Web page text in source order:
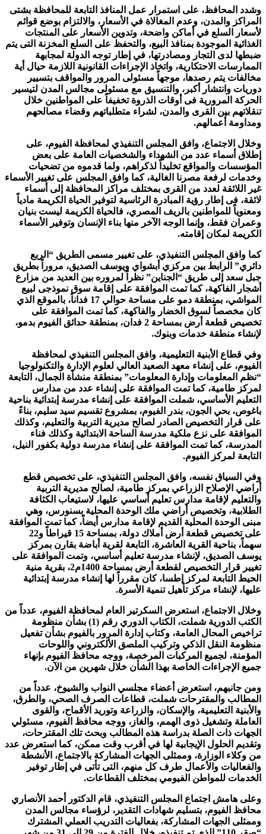
وشدد المحافظ، على استمرار عمل المنافذ التابعة للمحافظة بشتى
المراكز والمدن، وعدم المغالاة في الأسعار، والالتزام بوضع قوائم
لأسعار السلع في أماكن واضحة، وتدوين الأسعار على المنتجات
الغذائية الموجودة بمنافذ البيع، والتحفظ على السلع المخزنة التى يتم
ضبطها لدى التجار ومصادرتها، في إطار توجه الدولة لمجابهة
الممارسات الاحتكارية، واتخاذ الإجراءات القانونية اللازمة حيال أية
مخالفات يتم رصدها، موجهاً مسئولى المرور والمواقف بتسيير
دوريات وانتشار أكبر، والتنسيق مع مسئولى مجالس المدن لتيسير
الحركة المرورية فى أوقات الذروة تخفيفاً على المواطنين خلال
تنقلاتهم بين القرى والمدن، لشراء متطلباتهم وقضاء مصالحهم
ومداومة أعمالهم.
وخلال الاجتماع، وافق المجلس التنفيذي لمحافظة الفيوم، على
إطلاق أسماء عدد من الشهداء والشخصيات العامة على بعض
المؤسسات والمواقع تخليداً لذكراهم، ولما قدموه من تضحيات
وخدمات لرفعة مصرنا الغالية، كما وافق المجلس على تغيير الأسماء
غير اللائقة لعدد من القرى بمختلف مراكز المحافظة إلى أسماء
لائقة، فى إطار رؤية المبادرة الرئاسية لتوفير الحياة الكريمة مادياً
ومعنوياً للمواطنين بالريف المصري، فالحياة الكريمة ليست بنيان
وعمران فقط، وإنما الوجه الآخر منها بناء الإنسان وتوفير الأسماء
الكريمة لمكان إقامته.
كما وافق المجلس التنفيذي، على تغيير مسمى الطريق “الربع
دائري” الرابط بين مركزي أبشواي ويوسف الصديق، مروراً بطريق
جبل سعد إلى طريق “الجناين” نظراً لمروره بين العديد من مزارع
أشجار الفاكهة، كما تمت الموافقة على إقامة سوق نموذجى لبيع
المواشي، بمنطقة دمو على مساحة حوالي 17 فداناً، بالموقع الذي
كان مخصصاً لسوق الخضار والفاكهة، كما تمت الموافقة على
تخصيص قطعة أرض بمساحة 2 فدان، بمنطقة حدائق الفيوم بدمو،
لإنشاء منطقة خدمات وبنوك.
وفي قطاع الأبنية التعليمية، وافق المجلس التنفيذي لمحافظة
الفيوم، على إنشاء معهد الصعيد العالي لعلوم الإدارة والتكنولوجيا
“نظم المعلومات وإدارة المعلومات” بمنطقة منشأة الجمال، التابعة
لمركز طامية، كما تمت الموافقة على إنشاء عدد من مدارس
التعليم الأساسي، شملت الموافقة على إنشاء مدرسة إبتدائية بناحية
باغوص، بحي الجون، بندر الفيوم، بمشروع تقسيم سيد سليم، بناءً
على قرار التخصيص الصادر لصالح مديرية التربية والتعليم، وكذلك
الموافقة على نزع ملكية مدرسة الساحة الابتدائية وكذلك فناء
المدرسة، كما تمت الموافقة على إنشاء مدرسة دولية بكفور النيل،
التابعة لمركز الفيوم.
وفي السياق نفسه، وافق المجلس التنفيذي، على تخصيص قطع
أراضي الإصلاح الزراعي بمركز طامية، لصالح مديرية التربية
والتعليم لإقامة مدارس تعليم أساسي عليها، لاستيعاب الكثافة
الطلابية، وتخصيص أراضي ملك الوحدة المحلية بسنورس، وهي
مبنى الوحدة المحلية القديم لإقامة مدارس أيضاً، كما تمت الموافقة
على تخصيص قطعة أرض أملاك دولة، بمساحة 15 قيراطاً و22
سهماً، بناحية القرية العاشرة، التابعة لقرية أباضة بقارن بمركز
يوسف الصديق، لإنشاء مدرسة تعليم أساسي، وتمت الموافقة على
تغيير قرار التخصيص لقطعة أرض بمساحة 1400م2، بقرية منية
الحيط التابعة لمركز إطسا، كان مقرراً لها إنشاء مدرسة إبتدائية
عليها، لإنشاء مركز تأهيل تنمية الأسرة.
وخلال الاجتماع، استعرض السكرتير العام لمحافظة الفيوم، عدداً من
الكتب الدورية شملت، الكتاب الدوري رقم (1) بشأن منظومة
تراخيص المحال العامة، وكتاب إدارة المرور بالفيوم بشأن تفعيل
منظومة النقل الذكي وتركيب الملصق الألكتروني واللوحات
المؤمنة، لجميع المركبات المرخصة، ووجه محافظ الفيوم بإنهاء
جميع الإجراءات الخاصة بهذا الشأن خلال شهرين من الآن.
ومن جانبهم، استعرض أعضاء مجلسي النواب والشيوخ، عدداً من
المطالب والمقترحات شملت، قطاعات الصرف الصحي، والطرق،
والأبنية التعليمية، والإسكان، والزراعة وتوريد الأقماح، والقوى
العاملة وتشغيل ذوى الهمم، والغاز، ووجه محافظ الفيوم، مسئولي
الجهات ذات الصلة بدراسة هذه المطالب وبحث تلك المقترحات،
وتقديم الحلول الإيجابية لها في أقرب وقت ممكن، كما استعرض عدد
من وكلاء الوزارة، وممثلى الجهات المشاركة بالاجتماع، الأنشطة
والفعاليات والأعمال طرف كل منهم، التى تأتى في إطار توفير
الخدمات للمواطن الفيومي بمختلف القطاعات.
وعلى هامش اجتماع المجلس التنفيذي، قام الدكتور أحمد الأنصاري
محافظ الفيوم، بتسليم شهادات التقدير، لرؤساء مجالس المدن
وممثلى الجهات المشاركة، بفعاليات التدريب العملي المشترك